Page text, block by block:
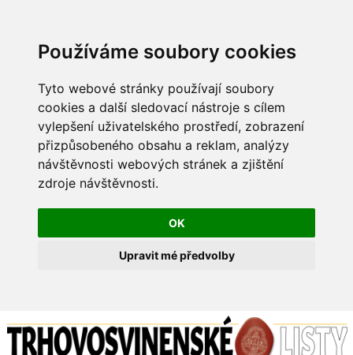
Používáme soubory cookies
Tyto webové stránky používají soubory
cookies a další sledovací nástroje s cílem
vylepšení uživatelského prostředí, zobrazení
přizpůsobeného obsahu a reklam, analýzy
návštěvnosti webových stránek a zjištění
zdroje návštěvnosti.
OK
Upravit mé předvolby